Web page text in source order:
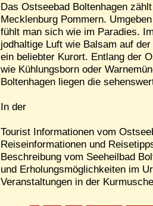
Das Ostseebad Boltenhagen
Mecklenburg Pommern.
fühlt man sich wie im Paradies.
jodhaltige Luft wie Balsam auf
ein beliebter Kurort. Entlang der
wie Kühlungsborn oder
Boltenhagen liegen die
In der
Tourist Informationen vom
Reiseinformationen und
Beschreibung vom Seeheilbad
und Erholungsmöglichkeiten im
Veranstaltungen in der